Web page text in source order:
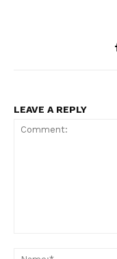
LEAVE A REPLY